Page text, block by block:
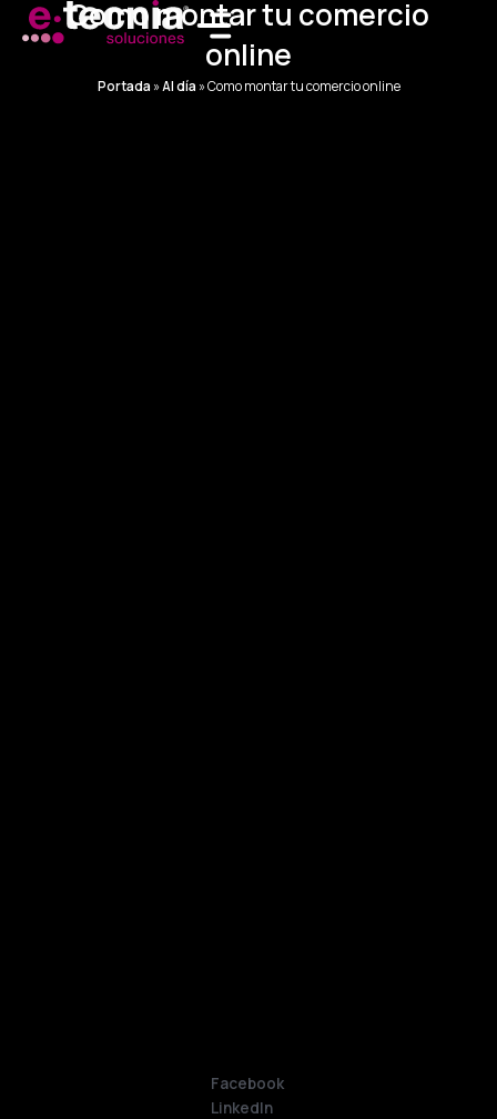
Como montar tu comercio
online
Portada »Al día »Como montar tu comercio online
Facebook
LinkedIn